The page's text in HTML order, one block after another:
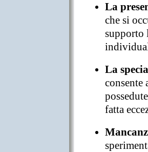
La
che si
supporto
La
consente
fatta